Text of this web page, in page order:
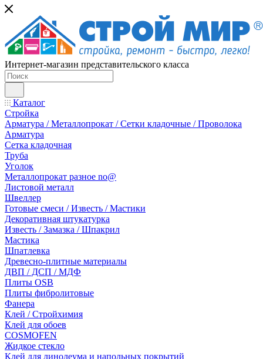
Интернет-магазин представительского класса
Каталог
Стройка
Арматура / Металлопрокат / Сетки кладочные / Проволока
Арматура
Сетка кладочная
Труба
Уголок
Металлопрокат разное no@
Листовой металл
Швеллер
Готовые смеси / Известь / Мастики
Декоративная штукатурка
Известь / Замазка / Шпакрил
Мастика
Шпатлевка
Древесно-плитные материалы
ДВП / ДСП / МДФ
Плиты OSB
Плиты фибролитовые
Фанера
Клей / Стройхимия
Клей для обоев
COSMOFEN
Жидкое стекло
Клей для линолеума и напольных покрытий